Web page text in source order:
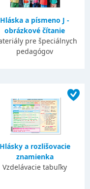
Hláska a písmeno J -
obrázkové čítanie
pre špeciálnych
pedagógov
Hlásky a rozlišovacie
znamienka
Vzdelávacie tabuľky